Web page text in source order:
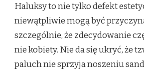
Haluksy to nie tylko defekt
niewątpliwie mogą być
szczególnie, że zdecydowanie
nie kobiety. Nie da się ukryć, że
paluch nie sprzyja noszeniu